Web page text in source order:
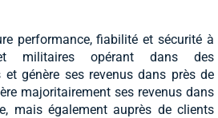
performance, fiabilité et sécurité à
militaires opérant dans des
et génère ses revenus dans près de
majoritairement ses revenus dans
mais également auprès de clients